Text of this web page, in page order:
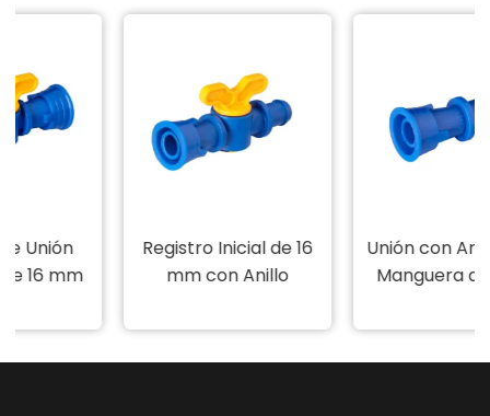
Registro Inicial de 16
mm con Anillo
Unión con Anillo para
Manguera de M16A